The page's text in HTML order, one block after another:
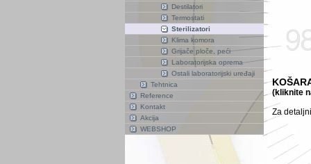
Destilatori
Termostati
Sterilizatori
Klima komora
Grijače ploče, peći
Laboratorijska oprema
Ostali laboratorijski uređaji
Tehtnica
Reference
Kontakt
Akcija
WEBSHOP
(kliknite
Za